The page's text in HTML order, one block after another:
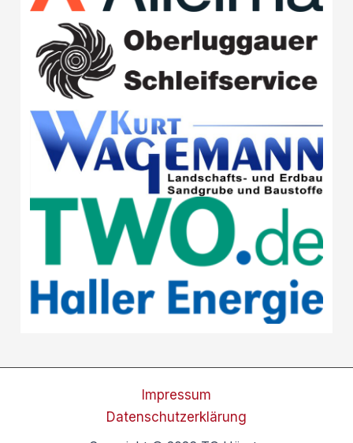
Impressum
Datenschutzerklärung